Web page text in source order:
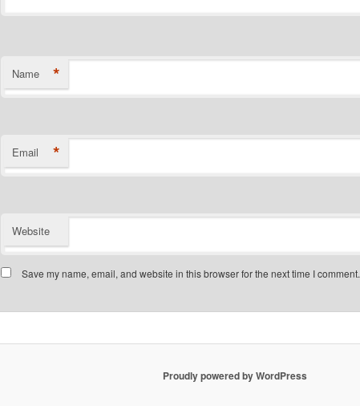
Name *
Email *
Website
Save my name, email, and website in this browser for the next time I comment.
Proudly powered by WordPress